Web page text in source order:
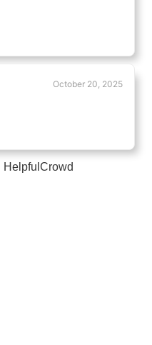
October 20, 2025
Helpful Crowd